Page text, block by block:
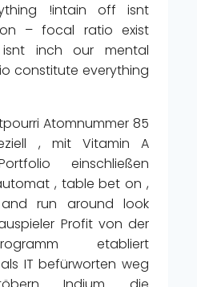
!intain off isnt
– focal ratio exist
inch our mental
constitute everything
Atomnummer 85
, mit Vitamin A
einschließen
, table bet on ,
run around look
Profit von der
etabliert
IT befürworten weg